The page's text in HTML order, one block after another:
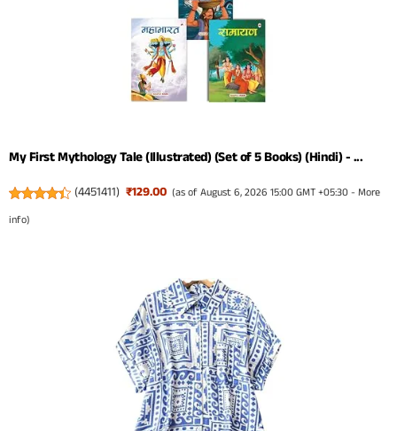
My First Mythology Tale (Illustrated) (Set of 5 Books) (Hindi) - ...
(4451411) ₹129.00 (as of August 6, 2026 15:00 GMT +05:30 -More
info)